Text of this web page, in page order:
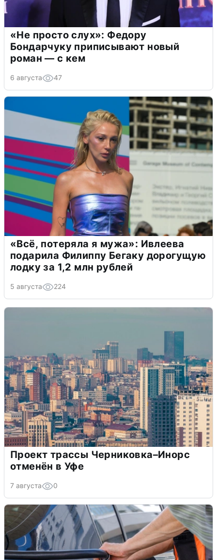
«Не просто слух»: Федору
Бондарчуку приписывают новый
роман — с кем
6 августа 47
«Всё, потеряла я мужа»: Ивлеева
подарила Филиппу Бегаку дорогущую
лодку за 1,2 млн рублей
5 августа 224
Проект трассы Черниковка–Инорс
отменён в Уфе
7 августа 0